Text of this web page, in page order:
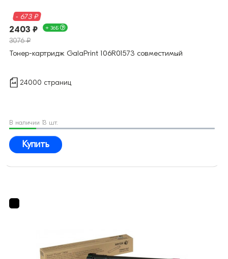
- 673 ₽
2403 ₽ + 36Б
3076 ₽
Тонер-картридж GalaPrint 106R01573 совместимый
24000 страниц
В наличии 13 шт.
Купить